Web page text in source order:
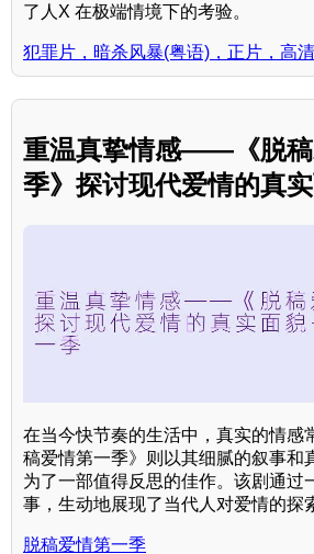
了人X 在极端情境下的考验。
犯罪片，暗杀风暴(粤语)，正片，高
重温真挚情感——《脱稿
季》探讨现代爱情的真
在当今快节奏的生活中，真实的情感
稿爱情第一季》则以其细腻的叙事和
为了一部值得反思的佳作。该剧通过
事，生动地展现了当代人对爱情的探
脱稿爱情第一季